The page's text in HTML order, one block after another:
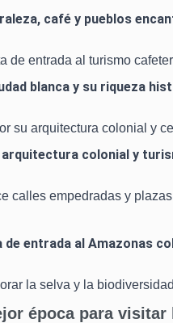
café y pueblos
de entrada al turismo
blanca y su riqueza
su arquitectura colonial y
arquitectura colonial y
calles empedradas y
de entrada al Amazonas
la selva y la
época para